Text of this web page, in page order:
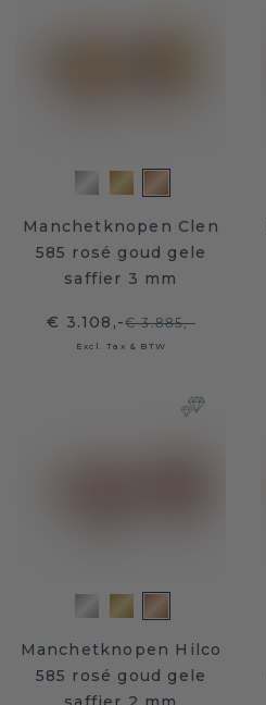
Manchetknopen Clen
585 rosé goud gele
saffier 3 mm
€ 3.108,-€ 3.885,-
Excl. Tax & BTW
Manchetknopen Hilco
585 rosé goud gele